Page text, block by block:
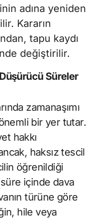
adına yeniden
Kararın
tapu kaydı
değiştirilir.
Süreler
zamanaşımı
bir yer tutar.
hakkı
haksız tescil
öğrenildiği
içinde dava
türüne göre
hile veya